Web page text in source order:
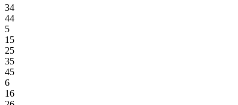
34
44
5
15
25
35
45
6
16